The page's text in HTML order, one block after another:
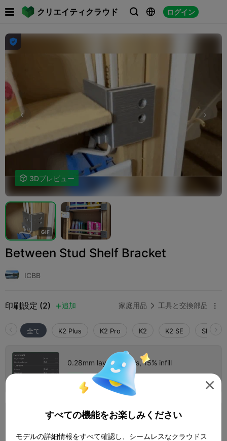
クリエイティクラウド   ログイン
 

 3Dプレビュー
GIF
Between Stud Shelf Bracket
ICBB
印刷設定 (2) 追加 家庭用品  工具と交換部品 
全て K2 Plus K2 Pro K2 K2 SE
0.28mm layer, 3 walls, 15% infill
 05h 09m 
0.2mm layer, 2 walls, 15% infill
 02h 40m  101.46g

すべての機能をお楽しみください
モデルの詳細情報をすべて確認し、シームレスなクラウドス